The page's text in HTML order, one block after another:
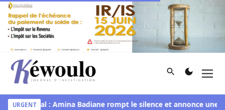
Aller au contenu
Kéwoulo, le premier site d'information et d'investigation
Rechercher
URGENT
Sénégal : Amina Badiane rompt le silence et annonce une